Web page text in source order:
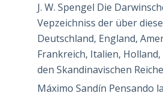
J. W. Spengel Die
Vepzeichniss der über
Deutschland, England,
Frankreich, Italien,
den Skandinavischen
Máximo Sandín Pensando